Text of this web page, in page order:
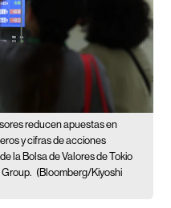
reducen apuestas en
y cifras de acciones
la Bolsa de Valores de Tokio
(Bloomberg/Kiyoshi